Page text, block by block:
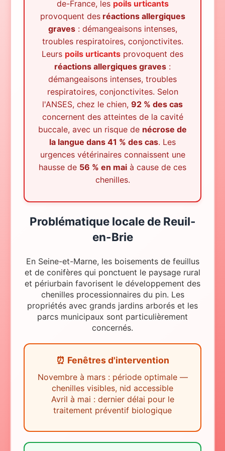
de-France, les poils urticants
provoquent desréactions allergiques
graves : démangeaisons intenses,
troubles respiratoires, conjonctivites.
Leurs poils urticants provoquent des
réactions allergiques graves :
démangeaisons intenses, troubles
respiratoires, conjonctivites. Selon
l'ANSES, chez le chien, 92 % des cas
concernent des atteintes de la cavité
buccale, avec un risque de nécrose de
la langue dans 41 % des cas. Les
urgences vétérinaires connaissent une
hausse de 56 % en mai à cause de ces
chenilles.
Problématique locale de Reuil-
en-Brie
En Seine-et-Marne, les boisements de feuillus
et de conifères qui ponctuent le paysage rural
et périurbain favorisent le développement des
chenilles processionnaires du pin. Les
propriétés avec grands jardins arborés et les
parcs municipaux sont particulièrement
concernés.
⏰ Fenêtres d'intervention
Novembre à mars : période optimale —
chenilles visibles, nid accessible
Avril à mai : dernier délai pour le
traitement préventif biologique